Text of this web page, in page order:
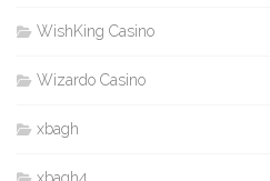
WishKing Casino
Wizardo Casino
xbagh